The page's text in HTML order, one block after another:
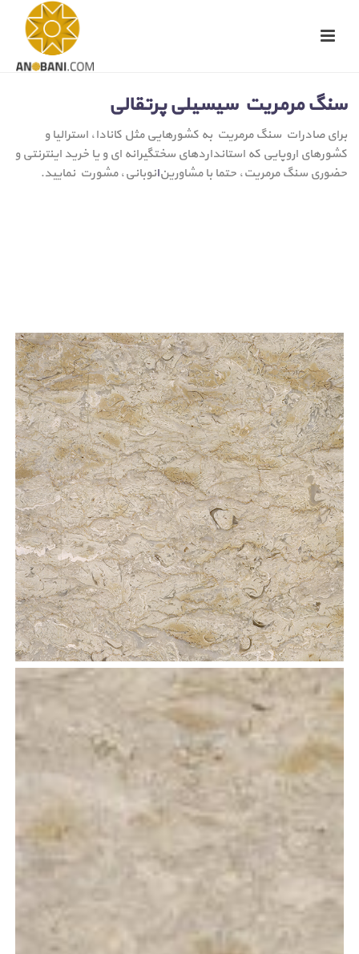
سنگ مرمریت سیسیلی پرتقالی
برای صادرات سنگ مرمریت به کشورهایی مثل کانادا، استرالیا و
کشورهای اروپایی که استانداردهای سختگیرانه ای و یا خرید اینترنتی و
حضوری سنگ مرمریت، حتما با مشاورینانوبانی، مشورت نمایید.